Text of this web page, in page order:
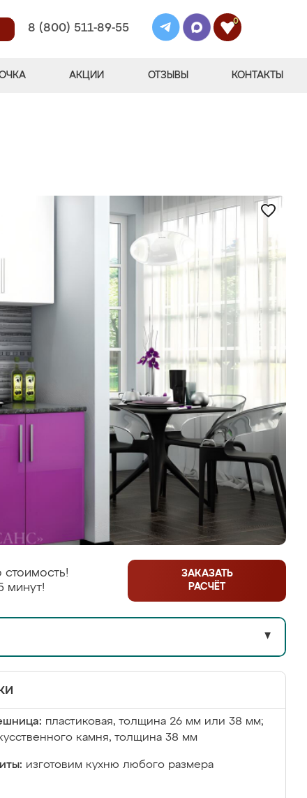
8 (800) 511-89-55
0
АКЦИИ ОТЗЫВЫ КОНТАКТЫ
минут!
ЗАКАЗАТЬ
РАСЧЁТ
▼
пластиковая, толщина 26 мм или 38 мм;
камня, толщина 38 мм
изготовим кухню любого размера